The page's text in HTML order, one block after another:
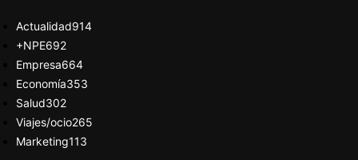
Actualidad914
+NPE692
Empresa664
Economía353
Salud302
Viajes/ocio265
Marketing113